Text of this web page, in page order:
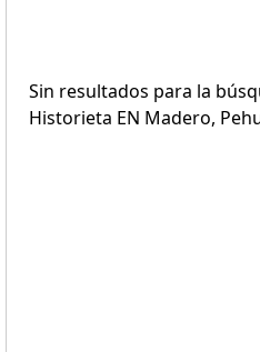
Sin resultados para la
Historieta EN Madero,